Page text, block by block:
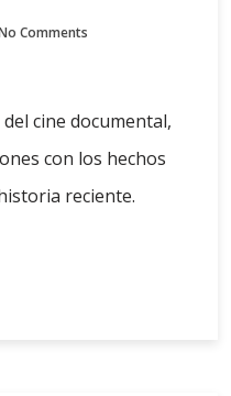
Comments
cine documental,
con los hechos
reciente.